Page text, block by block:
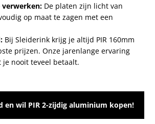
De platen zijn licht van
op maat te zagen met een
Bij Sleiderink krijg je altijd PIR 160mm
prijzen. Onze jarenlange ervaring
je nooit teveel betaalt.
en wil PIR 2-zijdig aluminium kopen!